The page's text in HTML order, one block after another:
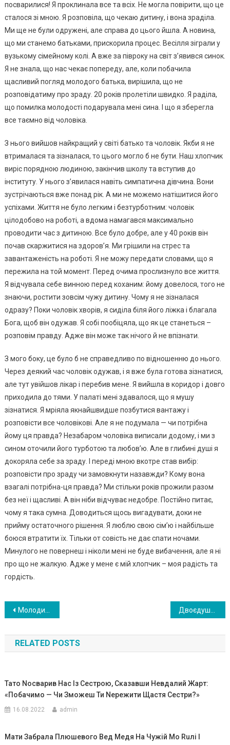
посварилися! Я проклинала все та всіх. Не могла повірити, що це
сталося зі мною. Я розповіла, що чекаю дитину, і вона зраділа.
Ми ще не були одружені, але справа до цього йшла. А новина,
що ми станемо батьками, прискорила процес. Весілля зіграли у
вузькому сімейному колі. А вже за півроку на світ з’явився синок.
Я не знала, що нас чекає попереду, але, коли побачила
щасливий погляд молодого батька, вирішила, що не
розповідатиму про зраду. 20 років пролетіли швидко. Я раділа,
що помилка молодості подарувала мені сина. І що я зберегла
все таємно від чоловіка.
З нього вийшов найкращий у світі батько та чоловік. Якби я не
втрималася та зізналася, то цього могло б не бути. Наш хлопчик
виріс порядною людиною, закінчив школу та вступив до
інституту. У нього з’явилася навіть симпатична дівчина. Вони
зустрічаються вже понад рік. А ми не можемо натішитися його
успіхами. Життя не було легким і безтурботним: чоловік
цілодобово на роботі, а вдома намагався максимально
проводити час з дитиною. Все було добре, але у 40 років він
почав скаржитися на здоров’я. Ми грішили на стрес та
завантаженість на роботі. Я не можу передати словами, що я
пережила на той момент. Перед очима прослизнуло все життя.
Я відчувала себе винною перед коханим: йому довелося, того не
знаючи, ростити зовсім чужу дитину. Чому я не зізналася
одразу? Поки чоловік хворів, я сиділа біля його ліжка і благала
Бога, щоб він одужав. Я собі пообіцяла, що як це станеться –
розповім правду. Адже він може так нічого й не впізнати.
З мого боку, це було б не справедливо по відношенню до нього.
Через деякий час чоловік одужав, і я вже була готова зізнатися,
але тут увійшов лікар і перебив мене. Я вийшла в коридор і довго
приходила до тями. У палаті мені здавалося, що я мушу
зізнатися. Я мріяла якнайшвидше позбутися вантажу і
розповісти все чоловікові. Але я не подумала — чи потрібна
йому ця правда? Незабаром чоловіка виписали додому, і ми з
сином оточили його турботою та любов’ю. Але в глибині душі я
докоряла себе за зраду. І переді мною вкотре став вибір:
розповісти про зраду чи замовкнути назавжди? Кому вона
взагалі потрібна-ця правда? Ми стільки років прожили разом
без неї і щасливі. А він ніби відчуває недобре. Постійно питає,
чому я така сумна. Доводиться щось вигадувати, доки не
прийму остаточного рішення. Я люблю свою сім’ю і найбільше
боюся втратити їх. Тільки от совість не дає спати ночами.
Минулого не повернеш і ніколи мені не буде вибачення, але я ні
про що не жалкую. Адже у мене є мій хлопчик – моя радість та
гордість.
Навигация
по
записям
Молодий водій автобуса дав усім пасажирам життєвий урок. Те, що він зробив, просто захоплює
RELATED POSTS
Тато Nосварив Нас Із Сестрою, Сказавши Невдалий Жарт:
«Побачимо — Чи Зможеш Ти Nережити Щастя Сестри?»
16.08.2022 admin
Мати Забрала Плюшевого Вед Медя На Чужій Мо Ruлі І